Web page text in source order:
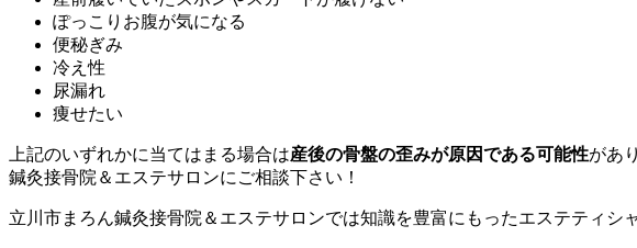
ぽっこりお腹が気になる
便秘ぎみ
冷え性
尿漏れ
痩せたい
上記のいずれかに当てはまる場合は産後の骨盤の歪みが原因である可能性があ
鍼灸接骨院＆エステサロンにご相談下さい！
立川市まろん鍼灸接骨院＆エステサロンでは知識を豊富にもったエステティ